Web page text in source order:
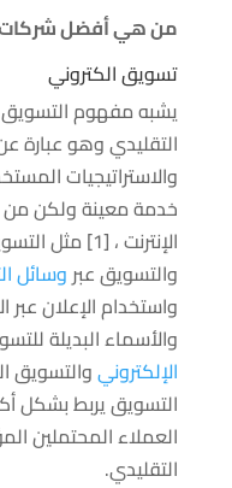
من هي أفضل شركات
تسويق الكتروني
يشبه مفهوم التسويق
التقليدي وهو عبارة
والاستراتيجيات
خدمة معينة ولكن من
الإنترنت ، [1]
والتسويق عبر وسائل
واستخدام الإعلان عبر
والأسماء البديلة
الإلكتروني
العملاء المحتملين
التقليدي.